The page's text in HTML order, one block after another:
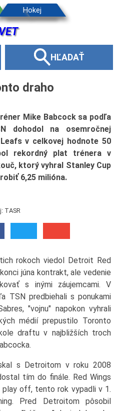
HĽADAŤ
draho
Mike Babcock sa podľa
dohodol na osemročnej
v celkovej hodnote 50
rekordný plat trénera v
ktorý vyhral Stanley Cup
6,25 milióna.
TASR
rokoch viedol Detroit Red
júna kontrakt, ale vedenie
s inými záujemcami. V
TSN predbiehali s ponukami
"vojnu" napokon vyhrali
médií prepustilo Toronto
draftu v najbližších troch
s Detroitom v roku 2008
tím do finále. Red Wings
off, tento rok vypadli v 1.
Pred Detroitom pôsobil